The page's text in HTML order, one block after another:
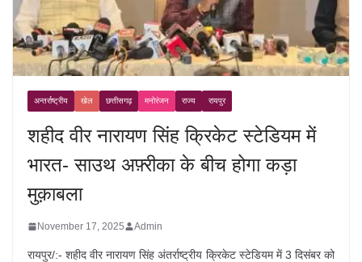
अन्तर्राष्ट्रीय खेल छत्तीसगढ़ मनोरंजन राज्य रायपुर
शहीद वीर नारायण सिंह क्रिकेट स्टेडियम में
भारत- साउथ अफ़्रीका के बीच होगा कड़ा
मुक़ाबला
November 17, 2025 Admin
रायपुर/:- शहीद वीर नारायण सिंह अंतर्राष्ट्रीय क्रिकेट स्टेडियम में 3 दिसंबर को